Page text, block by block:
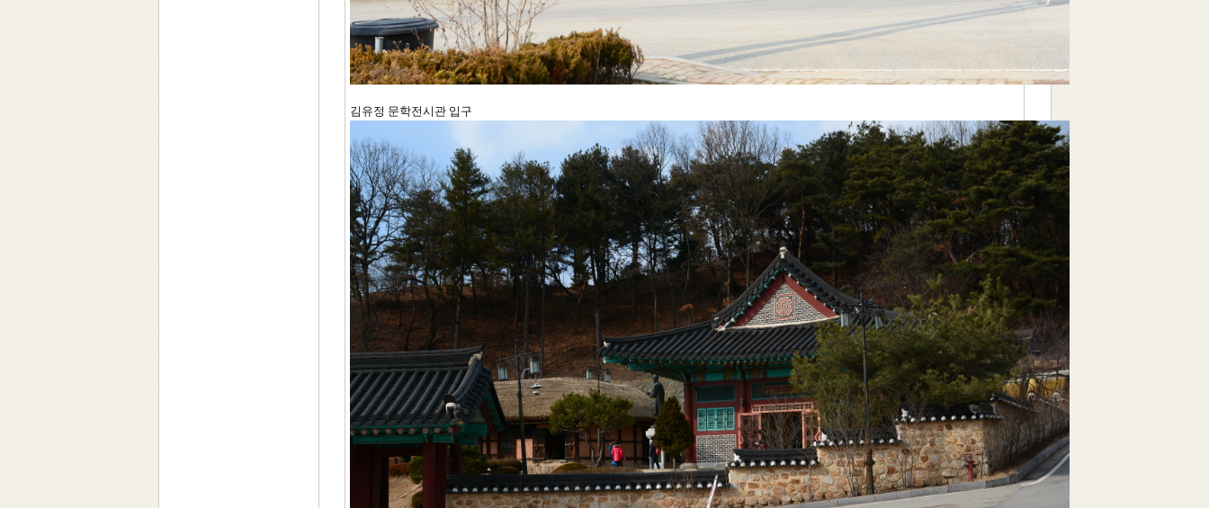
김유정 문학전시관 입구